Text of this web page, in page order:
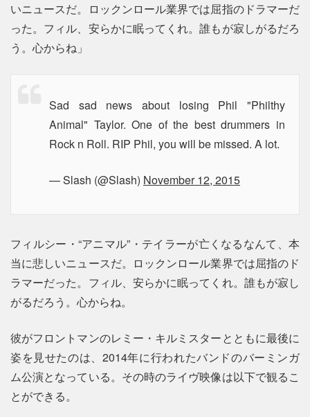
いニュースだ。ロックンロール業界では屈指のドラマーだ
った。フィル、安らかに眠ってくれ。誰もが寂しがるだろ
う。心からね」
Sad sad news about losing Phil "Philthy
Animal" Taylor. One of the best drummers in
Rock n Roll. RIP Phil, you will be missed. A lot.
— Slash (@Slash) November 12, 2015
フィルシー・“アニマル”・テイラーが亡くなるなんて、本
当に悲しいニュースだ。ロックンロール業界では屈指のド
ラマーだった。フィル、安らかに眠ってくれ。誰もが寂し
がるだろう。心からね。
彼がフロントマンのレミー・キルミスターとともに最後に
姿を見せたのは、2014年に行われたバンドのバーミンガ
ム公演となっている。その時のライヴ映像は以下で観るこ
とができる。